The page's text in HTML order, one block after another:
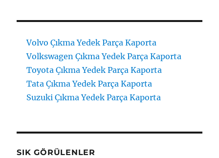
Volvo Çıkma Yedek Parça Kaporta
Volkswagen Çıkma Yedek Parça Kaporta
Toyota Çıkma Yedek Parça Kaporta
Tata Çıkma Yedek Parça Kaporta
Suzuki Çıkma Yedek Parça Kaporta
SIK GÖRÜLENLER